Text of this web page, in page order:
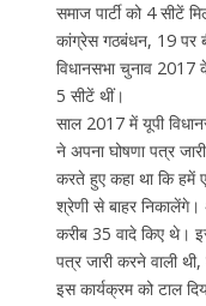
समाज पार्टी को 4 सीटें
कांग्रेस गठबंधन, 19 पर
विधानसभा चुनाव 2017
5 सीटें थीं।
साल 2017 में यूपी
ने अपना घोषणा पत्र
करते हुए कहा था कि हमें
श्रेणी से बाहर
करीब 35 वादे किए थे।
पत्र जारी करने वाली
इस कार्यक्रम को टाल